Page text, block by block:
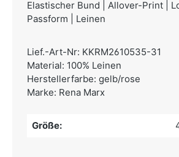
Elastischer Bund | Allover-Print |
Passform | Leinen
Lief.-Art-Nr: KKRM2610535-31
Material: 100% Leinen
Herstellerfarbe: gelb/rose
Marke: Rena Marx
Größe: